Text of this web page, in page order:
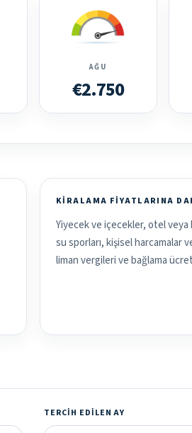
AĞU
€2.750
KIRALAMA FIYATLARINA
Yiyecek ve içecekler, otel
su sporları, kişisel harcamalar
liman vergileri ve bağlama
TERCIH EDILEN AY